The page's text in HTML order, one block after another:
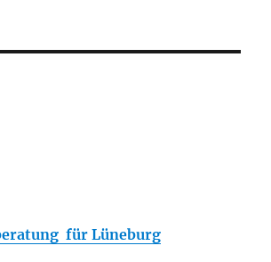
für Lüneburg